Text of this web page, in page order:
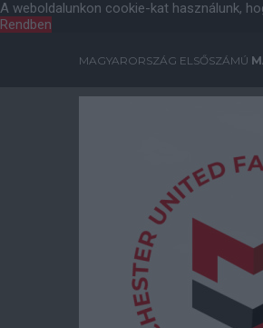
A weboldalunkon cookie-kat használunk,
Rendben
MAGYARORSZÁG ELSŐSZÁMÚ